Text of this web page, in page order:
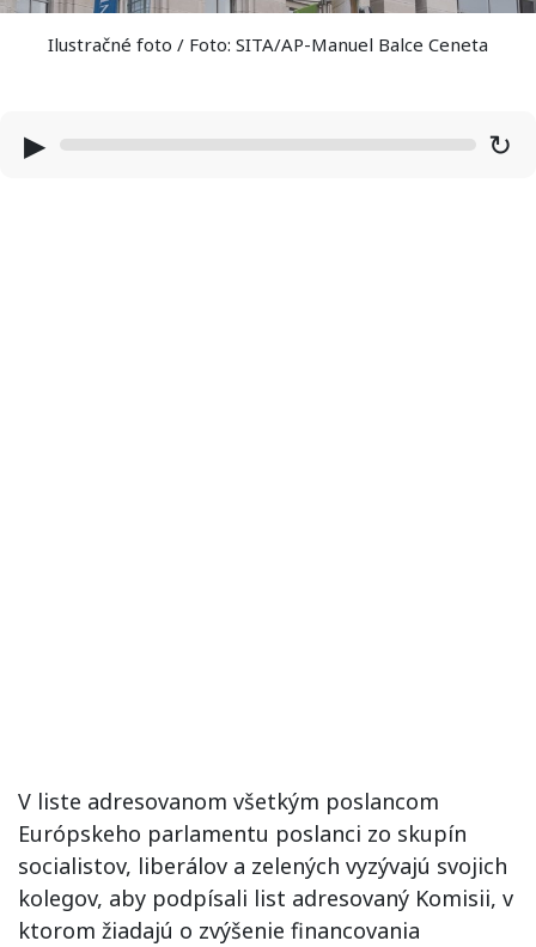
Ilustračné foto / Foto: SITA/AP-Manuel Balce Ceneta
▶ ↻
V liste adresovanom všetkým poslancom
Európskeho parlamentu poslanci zo skupín
socialistov, liberálov a zelených vyzývajú svojich
kolegov, aby podpísali list adresovaný Komisii, v
ktorom žiadajú o zvýšenie financovania